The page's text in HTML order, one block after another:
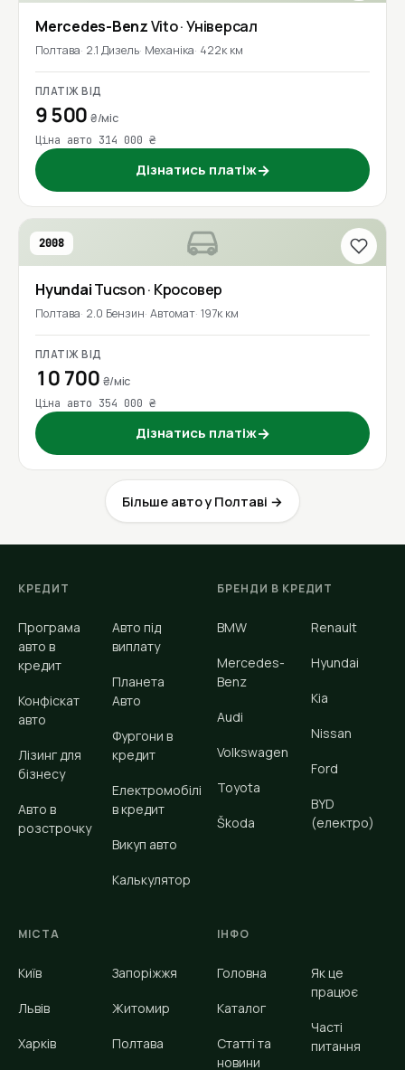
Mercedes-BenzVito· Універсал
Полтава 2.1 Дизель Механіка 422к км
ПЛАТІЖ ВІД
9 500₴/міс
Ціна авто 314 000 ₴
Дізнатись платіж→
2008
HyundaiTucson· Кросовер
Полтава 2.0 Бензин Автомат 197к км
ПЛАТІЖ ВІД
10 700 ₴/міс
Ціна авто 354 000 ₴
Дізнатись платіж→
Більше авто у Полтаві →
КРЕДИТ
Програма
авто в
кредит
Конфіскат
авто
Лізинг для
бізнесу
Авто в
розстрочку
Авто під
виплату
Планета
Авто
Фургони в
кредит
Електромобілі
в кредит
Викуп авто
Калькулятор
БРЕНДИ В КРЕДИТ
BMW
Mercedes-
Benz
Audi
Volkswagen
Toyota
Škoda
Renault
Hyundai
Kia
Nissan
Ford
BYD
(електро)
МІСТА
Київ
Львів
Харків
Запоріжжя
Житомир
Полтава
ІНФО
Головна
Каталог
Статті та
новини
Як це
працює
Часті
питання